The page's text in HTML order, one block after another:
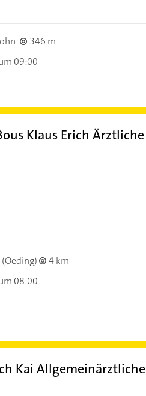
346 m
09:00
Klaus Erich Ärztliche
(Oeding)
4 km
08:00
Kai Allgemeinärztliche